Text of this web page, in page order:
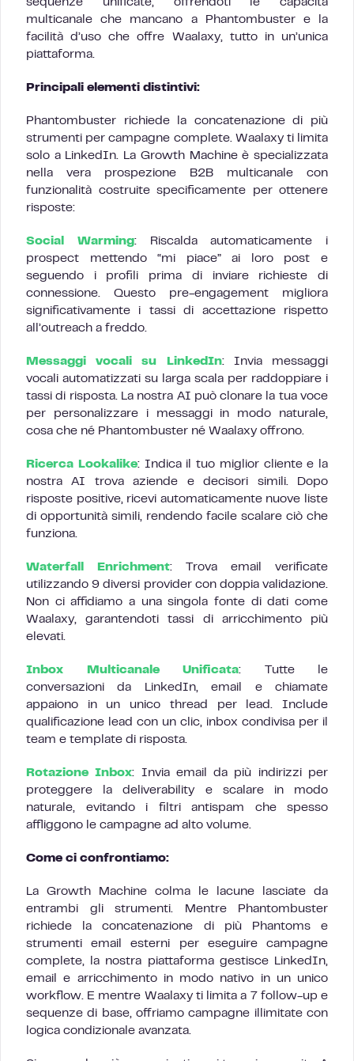
sequenze unificate, offrendoti le capacità
multicanale che mancano a Phantombuster e la
facilità d’uso che offre Waalaxy, tutto in un’unica
piattaforma.
Principali elementi distintivi:
Phantombuster richiede la concatenazione di più
strumenti per campagne complete. Waalaxy ti limita
solo a LinkedIn. La Growth Machine è specializzata
nella vera prospezione B2B multicanale con
funzionalità costruite specificamente per ottenere
risposte:
Social Warming: Riscalda automaticamente i
prospect mettendo “mi piace” ai loro post e
seguendo i profili prima di inviare richieste di
connessione. Questo pre-engagement migliora
significativamente i tassi di accettazione rispetto
all’outreach a freddo.
Messaggi vocali su LinkedIn: Invia messaggi
vocali automatizzati su larga scala per raddoppiare i
tassi di risposta. La nostra AI può clonare la tua voce
per personalizzare i messaggi in modo naturale,
cosa che né Phantombuster né Waalaxy offrono.
Ricerca Lookalike: Indica il tuo miglior cliente e la
nostra AI trova aziende e decisori simili. Dopo
risposte positive, ricevi automaticamente nuove liste
di opportunità simili, rendendo facile scalare ciò che
funziona.
Waterfall Enrichment: Trova email verificate
utilizzando 9 diversi provider con doppia validazione.
Non ci affidiamo a una singola fonte di dati come
Waalaxy, garantendoti tassi di arricchimento più
elevati.
Inbox Multicanale Unificata: Tutte le
conversazioni da LinkedIn, email e chiamate
appaiono in un unico thread per lead. Include
qualificazione lead con un clic, inbox condivisa per il
team e template di risposta.
Rotazione Inbox: Invia email da più indirizzi per
proteggere la deliverability e scalare in modo
naturale, evitando i filtri antispam che spesso
affliggono le campagne ad alto volume.
Come ci confrontiamo:
La Growth Machine colma le lacune lasciate da
entrambi gli strumenti. Mentre Phantombuster
richiede la concatenazione di più Phantoms e
strumenti email esterni per eseguire campagne
complete, la nostra piattaforma gestisce LinkedIn,
email e arricchimento in modo nativo in un unico
workflow. E mentre Waalaxy ti limita a 7 follow-up e
sequenze di base, offriamo campagne illimitate con
logica condizionale avanzata.